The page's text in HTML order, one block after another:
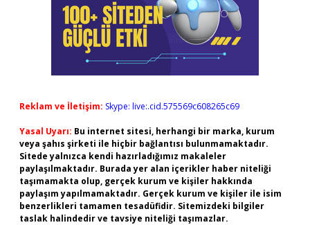
Reklam ve İletişim: Skype: live:.cid.575569c608265c69
Yasal Uyarı: Bu internet sitesi, herhangi bir marka, kurum
veya şahıs şirketi ile hiçbir bağlantısı bulunmamaktadır.
Sitede yalnızca kendi hazırladığımız makaleler
paylaşılmaktadır. Burada yer alan içerikler haber niteliği
taşımamakta olup, gerçek kurum ve kişiler hakkında
paylaşım yapılmamaktadır. Gerçek kurum ve kişiler ile isim
benzerlikleri tamamen tesadüfidir. Sitemizdeki bilgiler
taslak halindedir ve tavsiye niteliği taşımazlar.